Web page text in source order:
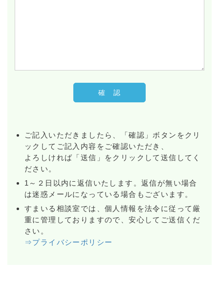
ご記入いただきましたら、「確認」ボタンをクリ
ックしてご記入内容をご確認いただき、
よろしければ「送信」をクリックして送信してく
ださい。
1～２日以内に返信いたします。返信が無い場合
は迷惑メールになっている場合もございます。
すまいる相談室では、個人情報を法令に従って厳
重に管理しておりますので、安心してご送信くだ
さい。
⇒プライバシーポリシー